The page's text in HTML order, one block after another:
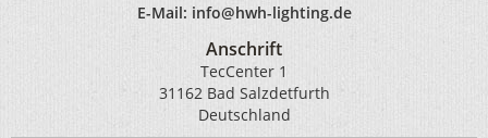
E-Mail: info@hwh-lighting.de
Anschrift
TecCenter 1
31162 Bad Salzdetfurth
Deutschland